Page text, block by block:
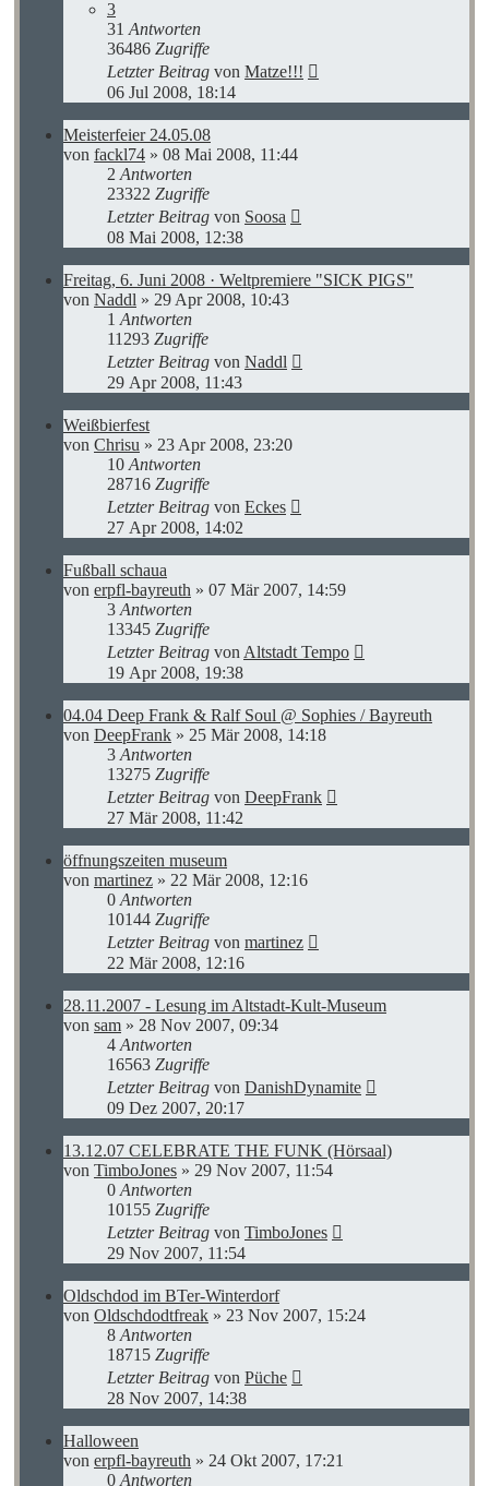
3
31 Antworten
36486 Zugriffe
Letzter Beitrag von Matze!!!
06 Jul 2008, 18:14
Meisterfeier 24.05.08
von fackl74 » 08 Mai 2008, 11:44
2 Antworten
23322 Zugriffe
Letzter Beitrag von Soosa
08 Mai 2008, 12:38
Freitag, 6. Juni 2008 · Weltpremiere "SICK PIGS"
von Naddl » 29 Apr 2008, 10:43
1 Antworten
11293 Zugriffe
Letzter Beitrag von Naddl
29 Apr 2008, 11:43
Weißbierfest
von Chrisu » 23 Apr 2008, 23:20
10 Antworten
28716 Zugriffe
Letzter Beitrag von Eckes
27 Apr 2008, 14:02
Fußball schaua
von erpfl-bayreuth » 07 Mär 2007, 14:59
3 Antworten
13345 Zugriffe
Letzter Beitrag von Altstadt Tempo
19 Apr 2008, 19:38
04.04 Deep Frank & Ralf Soul @ Sophies / Bayreuth
von DeepFrank » 25 Mär 2008, 14:18
3 Antworten
13275 Zugriffe
Letzter Beitrag von DeepFrank
27 Mär 2008, 11:42
öffnungszeiten museum
von martinez » 22 Mär 2008, 12:16
0 Antworten
10144 Zugriffe
Letzter Beitrag von martinez
22 Mär 2008, 12:16
28.11.2007 - Lesung im Altstadt-Kult-Museum
von sam » 28 Nov 2007, 09:34
4 Antworten
16563 Zugriffe
Letzter Beitrag von DanishDynamite
09 Dez 2007, 20:17
13.12.07 CELEBRATE THE FUNK (Hörsaal)
von TimboJones » 29 Nov 2007, 11:54
0 Antworten
10155 Zugriffe
Letzter Beitrag von TimboJones
29 Nov 2007, 11:54
Oldschdod im BTer-Winterdorf
von Oldschdodtfreak » 23 Nov 2007, 15:24
8 Antworten
18715 Zugriffe
Letzter Beitrag von Püche
28 Nov 2007, 14:38
Halloween
von erpfl-bayreuth » 24 Okt 2007, 17:21
0 Antworten